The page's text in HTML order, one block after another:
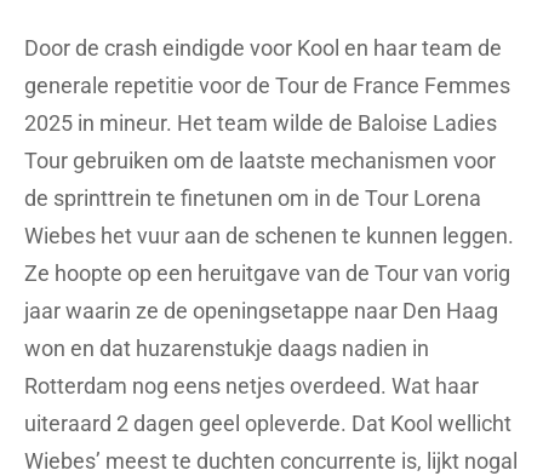
Door de crash eindigde voor Kool en haar team de
generale repetitie voor de Tour de France Femmes
2025 in mineur. Het team wilde de Baloise Ladies
Tour gebruiken om de laatste mechanismen voor
de sprinttrein te finetunen om in de Tour Lorena
Wiebes het vuur aan de schenen te kunnen leggen.
Ze hoopte op een heruitgave van de Tour van vorig
jaar waarin ze de openingsetappe naar Den Haag
won en dat huzarenstukje daags nadien in
Rotterdam nog eens netjes overdeed. Wat haar
uiteraard 2 dagen geel opleverde. Dat Kool wellicht
Wiebes’ meest te duchten concurrente is, lijkt nogal